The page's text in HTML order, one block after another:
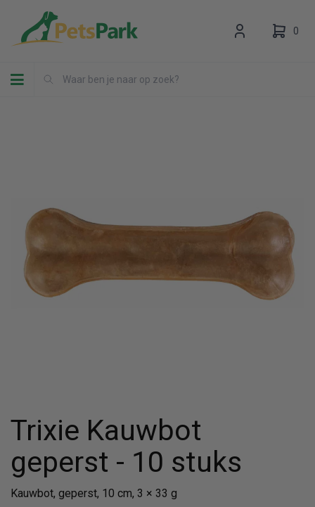
Toggle navigation
0
Trixie Kauwbot
geperst - 10 stuks
Kauwbot, geperst, 10 cm, 3 × 33 g